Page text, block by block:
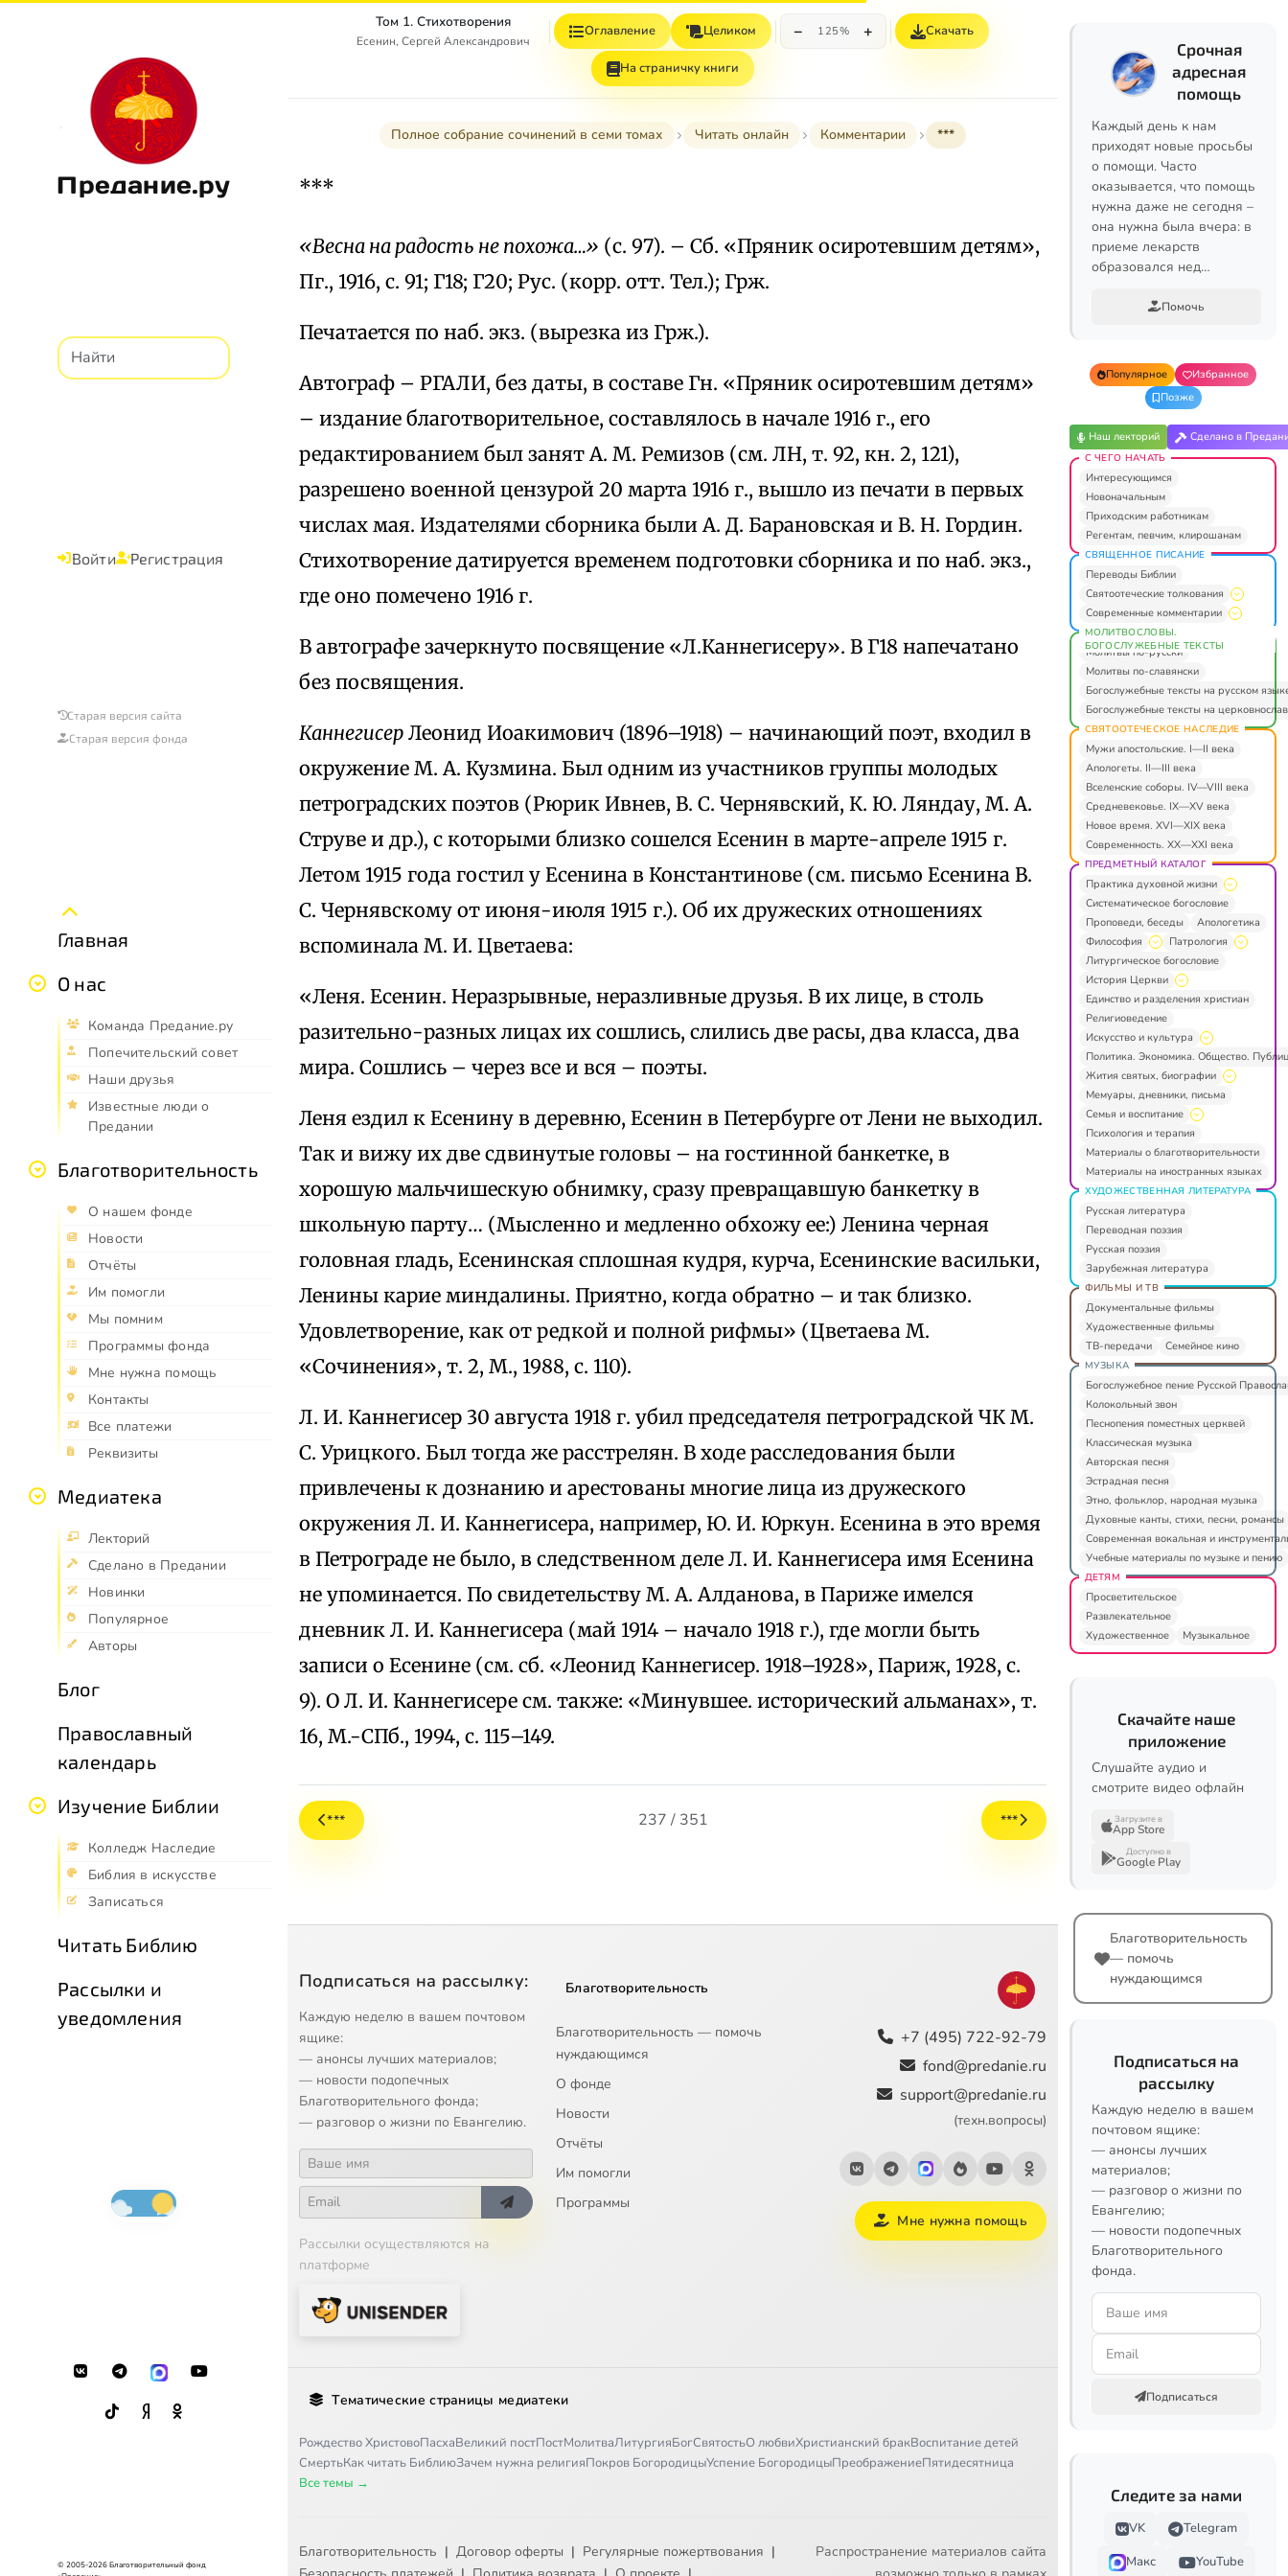
Предание.ру
Войти Регистрация
Старая версия сайта
Старая версия фонда
Главная
О нас
Команда Предание.ру
Попечительский совет
Наши друзья
Известные люди о
Предании
Благотворительность
О нашем фонде
Новости
Отчёты
Им помогли
Мы помним
Программы фонда
Мне нужна помощь
Контакты
Все платежи
Реквизиты
Медиатека
Лекторий
Сделано в Предании
Новинки
Популярное
Авторы
Блог
Православный
календарь
Изучение Библии
Колледж Наследие
Библия в искусстве
Записаться
Читать Библию
Рассылки и
уведомления
© 2005-2026 Благотворительный фонд
Том 1. Стихотворения
Есенин, Сергей Александрович
Оглавление Целиком − 125% + Скачать
На страничку книги
Полное собрание сочинений в семи томах Читать онлайн Комментарии ***
***
«Весна на радость не похожа…» (с. 97). – Сб. «Пряник осиротевшим детям»,
Пг., 1916, с. 91; Г18; Г20; Рус. (корр. отт. Тел.); Грж.
Печатается по наб. экз. (вырезка из Грж.).
Автограф – РГАЛИ, без даты, в составе Гн. «Пряник осиротевшим детям»
– издание благотворительное, составлялось в начале 1916 г., его
редактированием был занят А. М. Ремизов (см. ЛН, т. 92, кн. 2, 121),
разрешено военной цензурой 20 марта 1916 г., вышло из печати в первых
числах мая. Издателями сборника были А. Д. Барановская и В. Н. Гордин.
Стихотворение датируется временем подготовки сборника и по наб. экз.,
где оно помечено 1916 г.
В автографе зачеркнуто посвящение «Л.Каннегисеру». В Г18 напечатано
без посвящения.
Каннегисер Леонид Иоакимович (1896–1918) – начинающий поэт, входил в
окружение М. А. Кузмина. Был одним из участников группы молодых
петроградских поэтов (Рюрик Ивнев, В. С. Чернявский, К. Ю. Ляндау, М. А.
Струве и др.), с которыми близко сошелся Есенин в марте-апреле 1915 г.
Летом 1915 года гостил у Есенина в Константинове (см. письмо Есенина В.
С. Чернявскому от июня-июля 1915 г.). Об их дружеских отношениях
вспоминала М. И. Цветаева:
«Леня. Есенин. Неразрывные, неразливные друзья. В их лице, в столь
разительно-разных лицах их сошлись, слились две расы, два класса, два
мира. Сошлись – через все и вся – поэты.
Леня ездил к Есенину в деревню, Есенин в Петербурге от Лени не выходил.
Так и вижу их две сдвинутые головы – на гостинной банкетке, в
хорошую мальчишескую обнимку, сразу превращавшую банкетку в
школьную парту… (Мысленно и медленно обхожу ее:) Ленина черная
головная гладь, Есенинская сплошная кудря, курча, Есенинские васильки,
Ленины карие миндалины. Приятно, когда обратно – и так близко.
Удовлетворение, как от редкой и полной рифмы» (Цветаева М.
«Сочинения», т. 2, М., 1988, с. 110).
Л. И. Каннегисер 30 августа 1918 г. убил председателя петроградской ЧК М.
С. Урицкого. Был тогда же расстрелян. В ходе расследования были
привлечены к дознанию и арестованы многие лица из дружеского
окружения Л. И. Каннегисера, например, Ю. И. Юркун. Есенина в это время
в Петрограде не было, в следственном деле Л. И. Каннегисера имя Есенина
не упоминается. По свидетельству М. А. Алданова, в Париже имелся
дневник Л. И. Каннегисера (май 1914 – начало 1918 г.), где могли быть
записи о Есенине (см. сб. «Леонид Каннегисер. 1918–1928», Париж, 1928, с.
9). О Л. И. Каннегисере см. также: «Минувшее. исторический альманах», т.
16, М.-СПб., 1994, с. 115–149.
*** 237 / 351 ***
Подписаться на рассылку:
Каждую неделю в вашем почтовом
ящике:
— анонсы лучших материалов;
— новости подопечных
Благотворительного фонда;
— разговор о жизни по Евангелию.
Рассылки осуществляются на
платформе
Благотворительность
Благотворительность — помочь
нуждающимся
О фонде
Новости
Отчёты
Им помогли
Программы
+7 (495) 722-92-79
fond@predanie.ru
support@predanie.ru
(техн.вопросы)
Мне нужна помощь
Тематические страницы медиатеки
Рождество ХристовоПасхаВеликий постПостМолитваЛитургияБогСвятостьО любвиХристианский бракВоспитание детей
СмертьКак читать БиблиюЗачем нужна религияПокров БогородицыУспение БогородицыПреображениеПятидесятница
Все темы →
Благотворительность | Договор оферты | Регулярные пожертвования |
Распространение материалов сайта
Срочная
адресная
помощь
Каждый день к нам
приходят новые просьбы
о помощи. Часто
оказывается, что помощь
нужна даже не сегодня –
она нужна была вчера: в
приеме лекарств
образовался нед…
Помочь
Популярное
Избранное
Позже
Наш лекторий Сделано в
С ЧЕГО НАЧАТЬ
Интересующимся
Новоначальным
Приходским работникам
Регентам, певчим, клирошанам
СВЯЩЕННОЕ ПИСАНИЕ
Переводы Библии
Святоотеческие толкования
Современные комментарии
МОЛИТВОСЛОВЫ.
БОГОСЛУЖЕБНЫЕ ТЕКСТЫ
Молитвы по-русски
Молитвы по-славянски
Богослужебные тексты на русском
Богослужебные тексты на
СВЯТООТЕЧЕСКОЕ НАСЛЕДИЕ
Мужи апостольские. I—II века
Апологеты. II—III века
Вселенские соборы. IV—VIII века
Средневековье. IX—XV века
Новое время. XVI—XIX века
Современность. XX—XXI века
ПРЕДМЕТНЫЙ КАТАЛОГ
Практика духовной жизни
Систематическое богословие
Проповеди, беседы
Апологетика
Философия
Патрология
Литургическое богословие
История Церкви
Единство и разделения христиан
Религиоведение
Искусство и культура
Политика. Экономика. Общество.
Жития святых, биографии
Мемуары, дневники, письма
Семья и воспитание
Психология и терапия
Материалы о благотворительности
Материалы на иностранных языках
ХУДОЖЕСТВЕННАЯ ЛИТЕРАТУРА
Русская литература
Переводная поэзия
Русская поэзия
Зарубежная литература
ФИЛЬМЫ И ТВ
Документальные фильмы
Художественные фильмы
ТВ-передачи
Семейное кино
МУЗЫКА
Богослужебное пение Русской
Колокольный звон
Песнопения поместных церквей
Классическая музыка
Авторская песня
Эстрадная песня
Этно, фольклор, народная музыка
Духовные канты, стихи, песни, романсы
Современная вокальная и
Учебные материалы по музыке и пению
ДЕТЯМ
Просветительское
Развлекательное
Художественное
Музыкальное
Скачайте наше
приложение
Слушайте аудио и
смотрите видео офлайн
Загрузите в
App Store
Доступно в
Google Play
Благотворительность
— помочь
нуждающимся
Подписаться на
рассылку
Каждую неделю в вашем
почтовом ящике:
— анонсы лучших
материалов;
— разговор о жизни по
Евангелию;
— новости подопечных
Благотворительного
фонда.
Подписаться
Следите за нами
VK
Telegram
Макс
YouTube